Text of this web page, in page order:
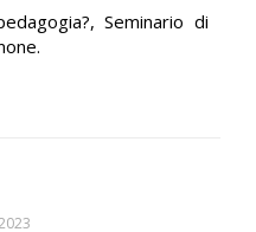
Seminario di